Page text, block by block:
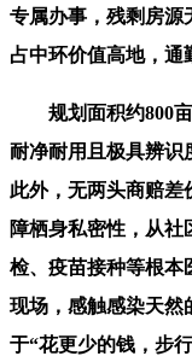
专属办事，残剩房源
占中环价值高地，通
规划面积约800亩
耐净耐用且极具辨识
此外，无两头商赔差
障栖身私密性，从
检、疫苗接种等根本
现场，感触感染天然
于“花更少的钱，步